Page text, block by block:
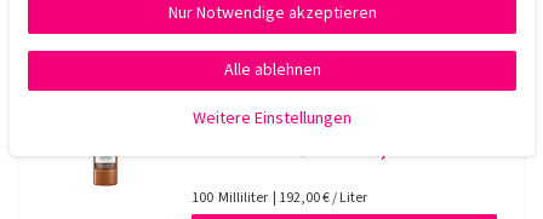
Rene Furterer Sublime Karité Nutri
Glättende Creme 100 ml
19,20 € *
100 Milliliter | 192,00 € / Liter
Nur Notwendige akzeptieren
Alle ablehnen
Weitere Einstellungen